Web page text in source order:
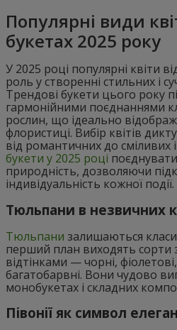
Популярні види
букетах 2025 року
У 2025 році популярні квіти
роль у створенні стильних і
Трендові букети цього року
гармонійними поєднаннями
рослин, що ідеально
флористиці. Вибір квітів
від романтичних до сміливих
букети у 2025 році
природність, дозволяючи
індивідуальність кожної події.
Тюльпани в незвичних
Тюльпани залишаються
перший план виходять сорти
відтінками — чорні,
багатобарвні. Вони чудово
монобукетах і складних
Півонії як символ